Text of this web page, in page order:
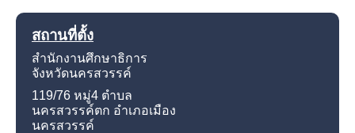
สถานที่ตั้ง
สำนักงานศึกษาธิการ
จังหวัดนครสวรรค์
119/76 หมู่4 ตำบล
นครสวรรค์ตก อำเภอเมือง
นครสวรรค์